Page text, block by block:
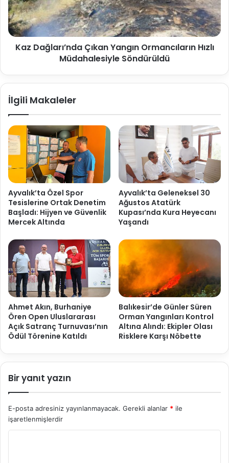
Kaz Dağları’nda Çıkan Yangın Ormancıların Hızlı
Müdahalesiyle Söndürüldü
İlgili Makaleler
Ayvalık’ta Özel Spor
Tesislerine Ortak Denetim
Başladı: Hijyen ve Güvenlik
Mercek Altında
Ayvalık’ta Geleneksel 30
Ağustos Atatürk
Kupası’nda Kura Heyecanı
Yaşandı
Ahmet Akın, Burhaniye
Ören Open Uluslararası
Açık Satranç Turnuvası’nın
Ödül Törenine Katıldı
Balıkesir’de Günler Süren
Orman Yangınları Kontrol
Altına Alındı: Ekipler Olası
Risklere Karşı Nöbette
Bir yanıt yazın
E-posta adresiniz yayınlanmayacak. Gerekli alanlar * ile
işaretlenmişlerdir